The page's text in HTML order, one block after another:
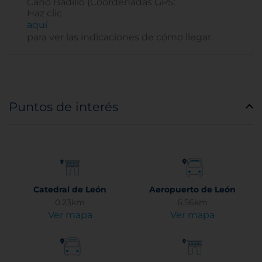
Haz clic
aquí
para ver las indicaciones de cómo llegar.
Puntos de interés
Catedral de León
0.23km
Ver mapa
Aeropuerto de León
6.56km
Ver mapa